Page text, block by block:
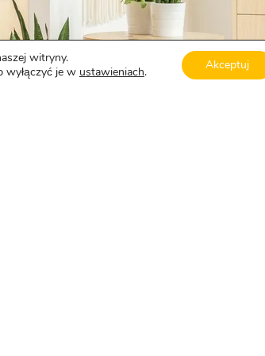
witryny.
wyłączyć je w ustawieniach. Akceptuj